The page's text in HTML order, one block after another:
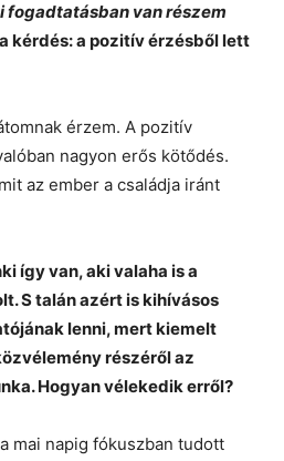
fogadtatásban van részem
kérdés: a pozitív érzésből lett
érzem. A pozitív
nagyon erős kötődés.
az ember a családja iránt
így van, aki valaha is a
S talán azért is kihívásos
lenni, mert kiemelt
részéről az
Hogyan vélekedik erről?
mai napig fókuszban tudott